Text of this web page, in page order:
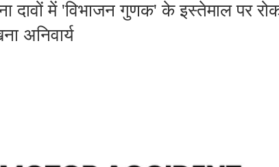
दावों में 'विभाजन गुणक' के इस्तेमाल पर
अनिवार्य